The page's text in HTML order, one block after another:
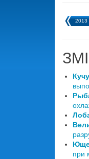
при